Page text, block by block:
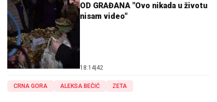
OD GRAĐANA "Ovo nikada u životu
nisam video"
18:14 42
CRNA GORA ALEKSA BEČIĆ ZETA